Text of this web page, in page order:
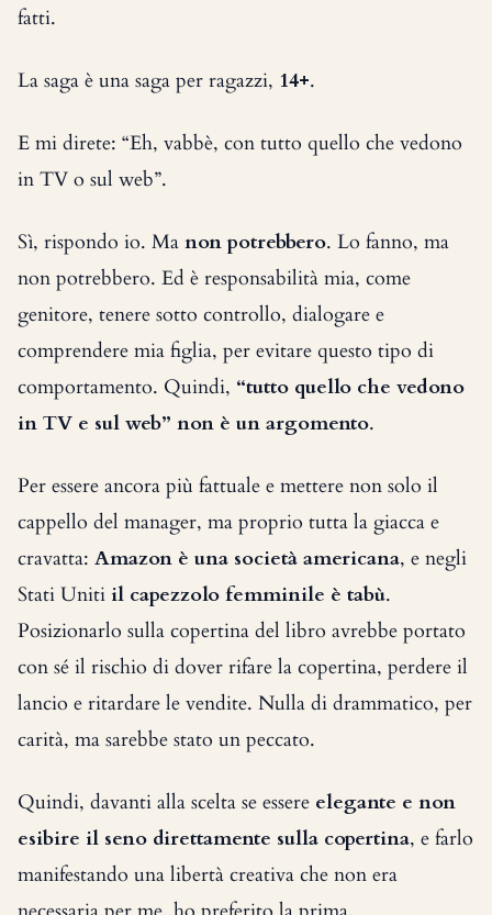
fatti.
La saga è una saga per ragazzi, 14+.
E mi direte: “Eh, vabbè, con tutto quello che vedono
in TV o sul web”.
Sì, rispondo io. Ma non potrebbero. Lo fanno, ma
non potrebbero. Ed è responsabilità mia, come
genitore, tenere sotto controllo, dialogare e
comprendere mia figlia, per evitare questo tipo di
comportamento. Quindi, “tutto quello che vedono
in TV e sul web” non è un argomento.
Per essere ancora più fattuale e mettere non solo il
cappello del manager, ma proprio tutta la giacca e
cravatta: Amazon è una società americana, e negli
Stati Uniti il capezzolo femminile è tabù.
Posizionarlo sulla copertina del libro avrebbe portato
con sé il rischio di dover rifare la copertina, perdere il
lancio e ritardare le vendite. Nulla di drammatico, per
carità, ma sarebbe stato un peccato.
Quindi, davanti alla scelta se essere elegante e non
esibire il seno direttamente sulla copertina, e farlo
manifestando una libertà creativa che non era